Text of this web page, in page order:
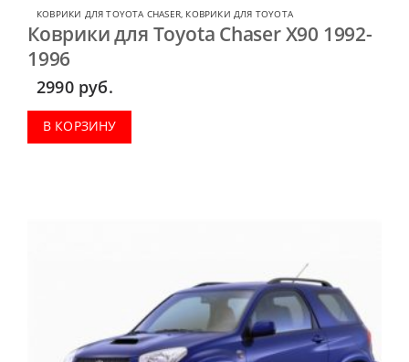
КОВРИКИ ДЛЯ TOYOTA CHASER, КОВРИКИ ДЛЯ TOYOTA
Коврики для Toyota Chaser X90 1992-
1996
2990 руб.
В КОРЗИНУ